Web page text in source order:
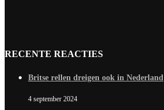
RECENTE REACTIES
Britse rellen dreigen ook in Nederland
4 september 2024